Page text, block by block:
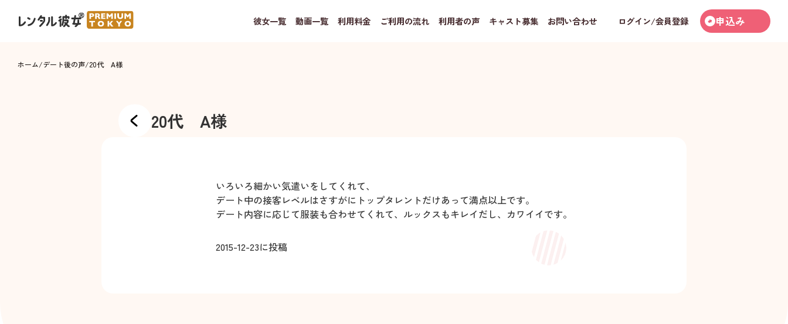
彼女一覧 動画一覧 利用料金 ご利用の流れ 利用者の声 キャスト募集 お問い合わせ ログイン/会員登録 申込み
ホーム/デート後の声/20代 A様
20代 A様
いろいろ細かい気遣いをしてくれて、
デート中の接客レベルはさすがにトップタレントだけあって満点以上です。
デート内容に応じて服装も合わせてくれて、ルックスもキレイだし、カワイイです。
2015-12-23に投稿